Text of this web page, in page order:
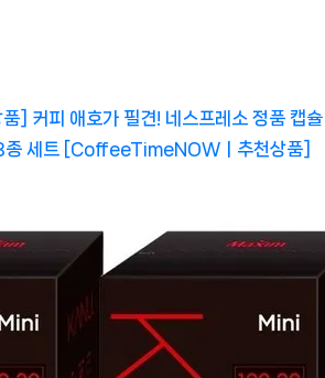
] 커피 애호가 필견! 네스프레소 정품 캡슐
종 세트 [CoffeeTimeNOWㅣ추천상품]